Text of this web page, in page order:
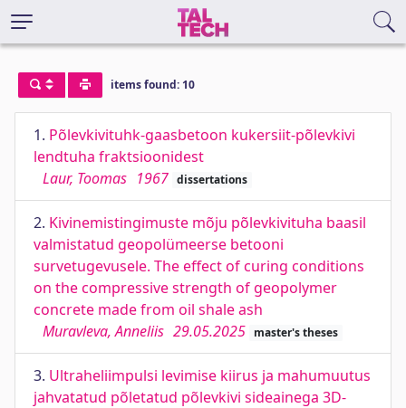
items found: 10
1. Põlevkivituhk-gaasbetoon kukersiit-põlevkivi
lendtuha fraktsioonidest
Laur, Toomas 1967 dissertations
2. Kivinemistingimuste mõju põlevkivituha baasil
valmistatud geopolümeerse betooni
survetugevusele. The effect of curing conditions
on the compressive strength of geopolymer
concrete made from oil shale ash
Muravleva, Anneliis 29.05.2025 master's theses
3. Ultraheliimpulsi levimise kiirus ja mahumuutus
jahvatatud põletatud põlevkivi sideainega 3D-